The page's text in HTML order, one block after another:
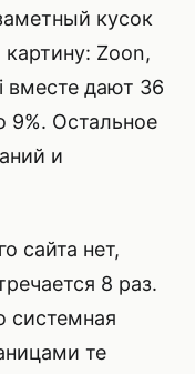
кусок
картину: Zoon,
вместе дают 36
Остальное
и
сайта нет,
8 раз.
системная
те